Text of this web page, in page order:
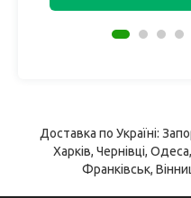
Доставка по Україні:
Харків, Чернівці,
Франківськ,